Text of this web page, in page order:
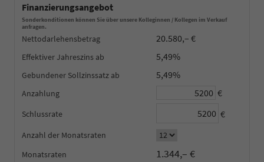
Finanzierungsangebot
Sonderkonditionen können Sie über unsere Kolleginnen / Kollegen im Verkauf
anfragen.
Nettodarlehensbetrag 20.580,– €
Effektiver Jahreszins 5,49%
Gebundener Sollzinssatz 5,49%
Anzahlung €
Schlussrate €
Anzahl der Monatsraten
Monatsraten
1.344,– €